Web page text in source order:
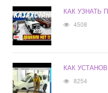
КАК УЗНАТЬ
4508
КАК
8254